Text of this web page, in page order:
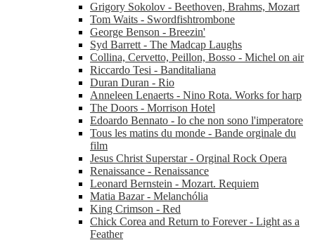
Grigory Sokolov - Beethoven, Brahms, Mozart
Tom Waits - Swordfishtrombone
George Benson - Breezin'
Syd Barrett - The Madcap Laughs
Collina, Cervetto, Peillon, Bosso - Michel on air
Riccardo Tesi - Banditaliana
Duran Duran - Rio
Anneleen Lenaerts - Nino Rota. Works for harp
The Doors - Morrison Hotel
Edoardo Bennato - Io che non sono l'imperatore
Tous les matins du monde - Bande orginale du
film
Jesus Christ Superstar - Orginal Rock Opera
Renaissance - Renaissance
Leonard Bernstein - Mozart. Requiem
Matia Bazar - Melanchólia
King Crimson - Red
Chick Corea and Return to Forever - Light as a
Feather